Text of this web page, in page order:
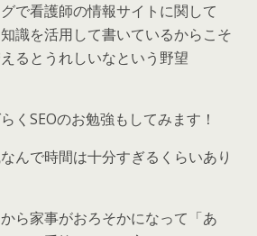
で看護師の情報サイトに関して
識を活用して書いているからこそ
るとうれしいなという野望
くSEOのお勉強もしてみます！
んで時間は十分すぎるくらいあり
ら家事がおろそかになって「あ